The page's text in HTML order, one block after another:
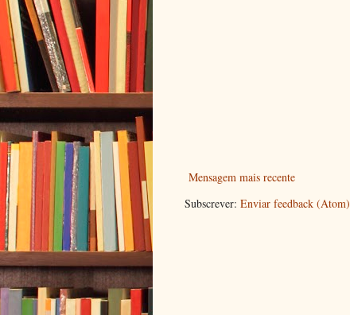
Mensagem mais recente
Subscrever: Enviar feedback (Atom)